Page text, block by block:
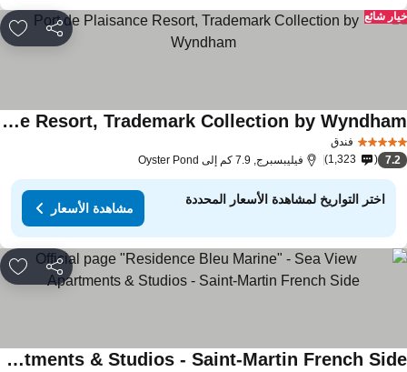
مشاركة
شائع
فندق
Port de Plaisance Resort, Trademark Collection by Wyndham
7.2
1,323 فيليبسبرج, 7.9 كم إلى Oyster Pond
اختر التواريخ لمشاهدة الأسعار المحددة
مشاهدة الأسعار
مشاركة
Official page "Residence Bleu Marine" - Sea View Apartments & Studios - Saint-Martin French Side